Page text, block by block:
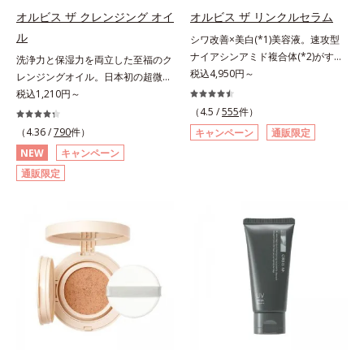
*6 乾燥による*7 保湿成分*8
ロニセラカエルレア果汁、ノバラエ
キス配合＝うるおいを与えハリと透
明感に満ちた肌へ導く保湿成分*9
エキス配合＝角層のすみずみまで水
分・油分を保ち、ハリ・ツヤを与え
る保湿成分*10 気持ちのことアレ
研究に基づいたアプローチ成分
「MCアクティベーター(*5)」。肌
のうるおいを引き出し・高めて、ハ
リ感あふれる肌へと導きます。うる
おいに満ちたゆらがない肌をご体感
いただくために設計された3ステッ
プで、いつも力強く美しくあり続け
るあなたを応援します。*1 肌にう
るおいが満ち、維持されている状態
*2 年齢に応じたお手入れのこと
*3 デクスパンテノールW*4
オトギリソウエキス配合＝肌にうる
おいを与え、うるおいに満ちたハリ
ツヤ肌へ導く保湿成分アレルギーテ
スト済＝全ての方にアレルギーが起
こらないということではありませ
じさせない、軽やかな美肌に整えま
もしっかりカットします。※外観色
や肌に塗布した直後の色が濃く見え
ますが、肌になじんだ後の色みは他
のファンデーションと同等です。*1
炭酸Ca配合＝化粧持ち向上粉体*2
（HDI/トリメチロールヘキシルラク
EX（アルミナ、ヒアルロン酸
Na）、密着エアリーパウダー
EX（ポリアスパラギン酸Na、マイ
カ）配合＝仕上がり向上成分
オルビス ザ クレンジング オイ
ル
洗浄力と保湿力を両立した至福のク
レンジングオイル。日本初の超微粒
子技術(*1)が毛穴奥の微細な汚れに
アプローチ。圧倒的な洗浄力と毛穴
悩みに着目したクレンジングオイル
です。日本初・超微粒子技術(*1)
で、さっと塗り広げるだけで濃いメ
イクはもちろん毛穴悩みも取り去
ンジング(*2)をご用意しました。ポ
ーラ化成は独自の先端研究により、
ナノバブルよりも小さい超微粒子
(*3)をクレンジングに搭載すること
に成功。毛穴よりはるかに小さい超
微粒子とオイルが肌と汚れの間に入
り込み、小さくばらけて肌表面にう
税込1,210円～
（4.36 /790件）
NEW
キャンペーン
通販限定
オルビス ザ リンクルセラム
シワ改善×美白(*1)美容液。速攻型
ナイアシンアミド複合体(*2)がすば
やく浸透(*3)。ピンと、パッと。大
人の肌にハリ感を。シワ改善×美白
(*1)美容液。ポーラ化成 研究所の独
自研究で見出した、速攻型ナイアシ
ンアミド複合体(*2)と浸透サポート
届けます。真皮のコラーゲン産生を
促進し、年齢とともに刻まれる深い
悩みのシワを改善しながら、過剰な
メラニン生成を防ぎ未来のシミ・ソ
バカスを予防します。さらに独自研
究に基づいた浸透型ハリ保湿成分
(*6)で大人肌にハリ感をプラス。す
税込4,950円～
（4.5 /555件）
キャンペーン
通販限定